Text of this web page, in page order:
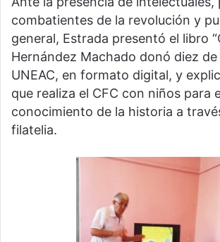
combatientes de la revolución y
general, Estrada presentó el libro
Hernández Machado donó diez de
UNEAC, en formato digital, y
que realiza el CFC con niños para
conocimiento de la historia a
filatelia.